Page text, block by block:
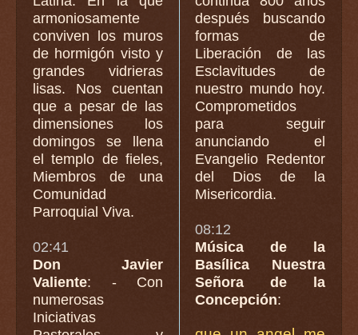
armoniosamente
conviven los muros
de hormigón visto y
grandes vidrieras
lisas. Nos cuentan
que a pesar de las
dimensiones los
domingos se llena
el templo de fieles,
Miembros de una
Comunidad
Parroquial Viva.
02:41
Don Javier
Valiente: - Con
numerosas
Iniciativas
después buscando
formas de
Liberación de las
Esclavitudes de
nuestro mundo hoy.
Comprometidos
para seguir
anunciando el
Evangelio Redentor
del Dios de la
Misericordia.
08:12
Música de la
Basílica Nuestra
Señora de la
Concepción: